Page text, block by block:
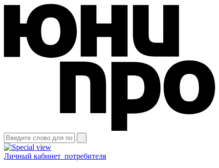
Личный кабинет потребителя